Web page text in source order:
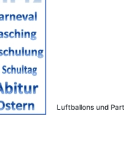
Luftballons und